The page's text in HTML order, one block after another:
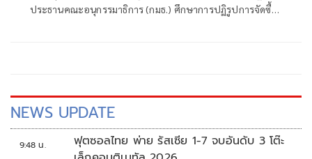
ประธานคณะอนุกรรมาธิการ (กมธ.) ศึกษาการปฏิรูปการจัดซื้อ
NEWS UPDATE
9:48 น.
ฟุตซอลไทย พ่าย รัสเซีย 1-7 จบอันดับ 3 โต๊ะ